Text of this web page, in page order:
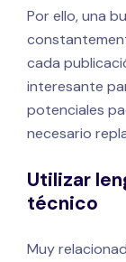
Por ello, una
cada
interesante
potenciales
necesario
Utilizar
técnico
Muy